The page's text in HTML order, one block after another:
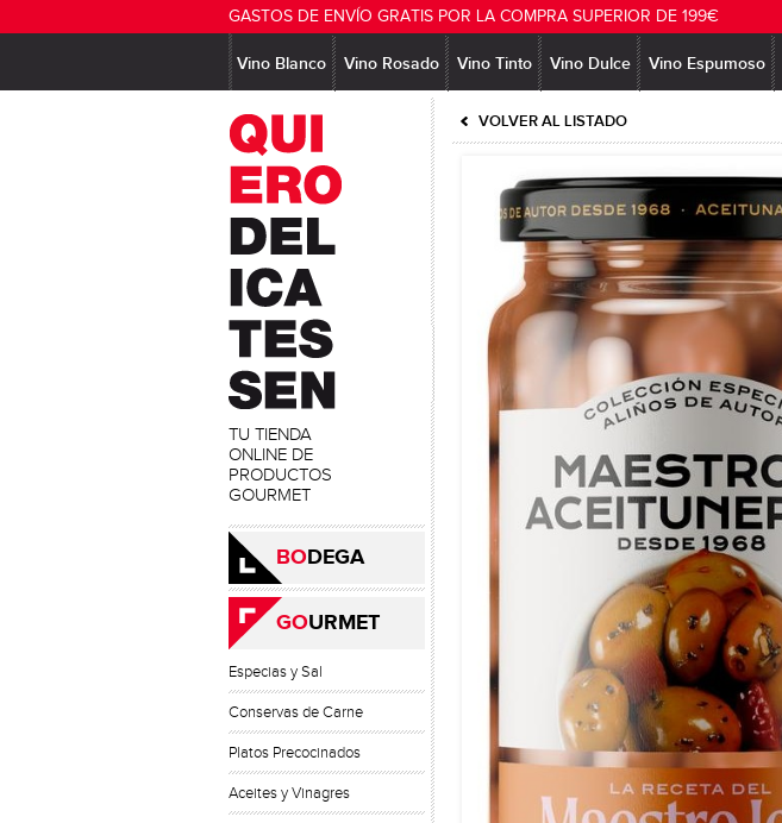
GASTOS DE ENVÍO GRATIS POR LA COMPRA SUPERIOR DE 199€
Vino Blanco Vino Rosado Vino Tinto Vino Dulce Vino Espumoso
TU TIENDA
ONLINE DE
PRODUCTOS
GOURMET
BODEGA
GOURMET
Especias y Sal
Conservas de Carne
Platos Precocinados
Aceites y Vinagres
VOLVER AL LISTADO